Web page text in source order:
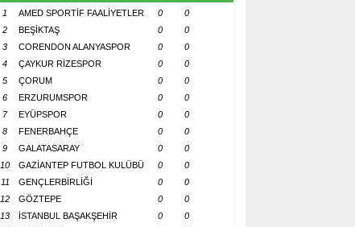
1 AMED SPORTİF FAALİYETLER 0
0
2
BEŞİKTAŞ 0
0
3
CORENDON ALANYASPOR 0
0
4
ÇAYKUR RİZESPOR 0
0
5
ÇORUM 0
0
6
ERZURUMSPOR 0
0
7
EYÜPSPOR 0
0
8
FENERBAHÇE 0
0
9
GALATASARAY 0
0
10
GAZİANTEP FUTBOL KULÜBÜ 0
0
11
GENÇLERBİRLİĞİ 0
0
12
GÖZTEPE 0
0
13
İSTANBUL BAŞAKŞEHİR 0
0